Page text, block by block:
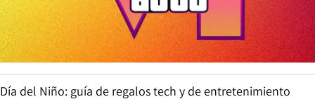
Día del Niño: guía de regalos tech y de entretenimiento